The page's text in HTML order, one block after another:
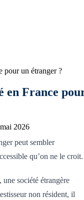
pour un étranger ?
en France
2026
peut sembler
qu’on ne le croit.
société étrangère
non résident, il